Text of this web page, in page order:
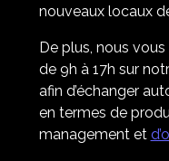
nouveaux locaux
De plus, nous
de 9h à 17h sur
afin d’échanger
en termes de
management et